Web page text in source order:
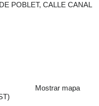
POBLET, CALLE CANAL
Mostrar mapa